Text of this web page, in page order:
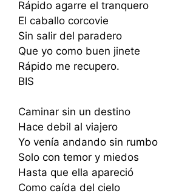
Rápido agarre el tranquero
El caballo corcovie
Sin salir del paradero
Que yo como buen jinete
Rápido me recupero.
BIS
Caminar sin un destino
Hace debil al viajero
Yo venía andando sin rumbo
Solo con temor y miedos
Hasta que ella apareció
Como caída del cielo